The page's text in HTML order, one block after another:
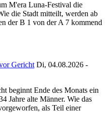
M'era Luna-Festival die
die Stadt mitteilt, werden ab
der B 1 von der A 7 kommend
Gericht Di, 04.08.2026 -
beginnt Ende des Monats ein
Jahre alte Männer. Wie das
als Teil einer